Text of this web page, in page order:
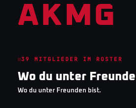
AKMG
39 MITGLIEDER IM ROSTER
Wo du unter
Wo du unter Freunden bist.